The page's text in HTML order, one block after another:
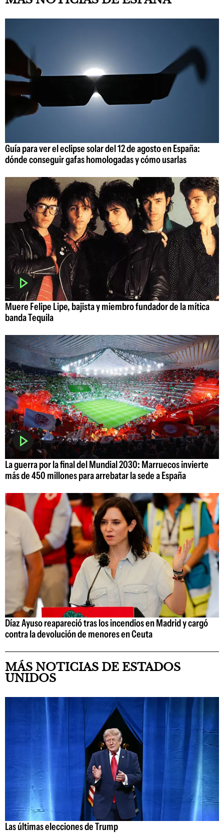
Guía para ver el eclipse solar del 12 de agosto en España:
dónde conseguir gafas homologadas y cómo usarlas
Muere Felipe Lipe, bajista y miembro fundador de la mítica
banda Tequila
La guerra por la final del Mundial 2030: Marruecos invierte
más de 450 millones para arrebatar la sede a España
Díaz Ayuso reapareció tras los incendios en Madrid y cargó
contra la devolución de menores en Ceuta
MÁS NOTICIAS DE ESTADOS
UNIDOS
Las últimas elecciones de Trump